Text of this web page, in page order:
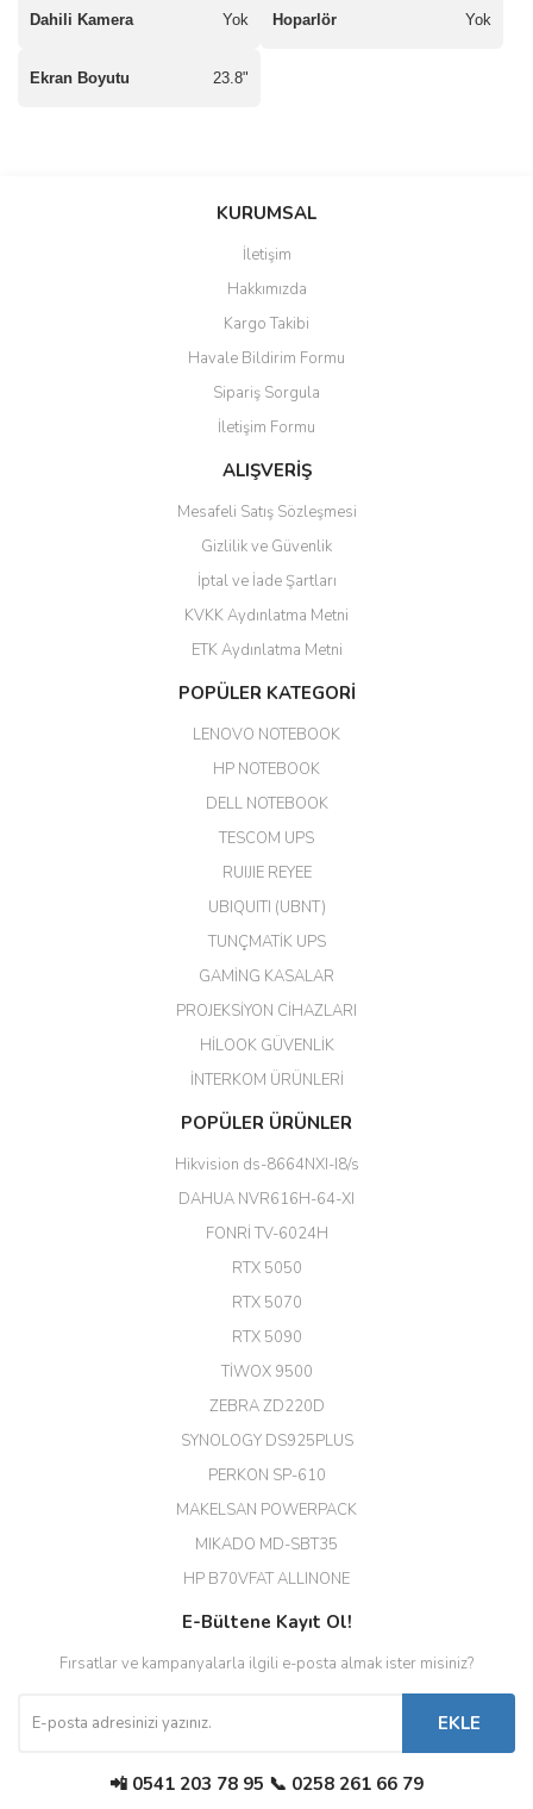
Dahili Kamera Yok Hoparlör Yok
Ekran Boyutu 23.8"
Bu ürüne ilk yorumu siz yapın!
güzel paketlenmiş ama yanında
ile 24 izlenmektedir diye küçük
bir tabela olsa daha hoş
hızlı güvenli bir alışveriş oldu
Yalçın Kaya | 20/06/2026
ahmet yiğit | 29/04/2026
Aldığım ürün kapalı kutu teslim
edildi. Teşekkür ederim.
GÜRKAN KETHÜDAOĞLU |
Her şey için teşekkür ederim çok
Erdal Cingöz | 07/02/2026
Başarılı. Bu vasıfta bir ürünü bu
kadar uygun fiyata bulabilmek
büyük şans. Güvenliticaret
(HIKVISION DS-3E0326P-E/M(B)
EROL ÇAKMAK | 26/12/2025
Diğer yorumları göster
KURUMSAL
İletişim
Hakkımızda
Kargo Takibi
Havale Bildirim Formu
Sipariş Sorgula
İletişim Formu
ALIŞVERİŞ
Mesafeli Satış Sözleşmesi
Gizlilik ve Güvenlik
İptal ve İade Şartları
KVKK Aydınlatma Metni
ETK Aydınlatma Metni
POPÜLER KATEGORİ
LENOVO NOTEBOOK
HP NOTEBOOK
DELL NOTEBOOK
TESCOM UPS
RUIJIE REYEE
UBIQUITI (UBNT)
TUNÇMATİK UPS
GAMİNG KASALAR
PROJEKSİYON CİHAZLARI
HİLOOK GÜVENLİK
İNTERKOM ÜRÜNLERİ
POPÜLER ÜRÜNLER
Hikvision ds-8664NXI-I8/s
DAHUA NVR616H-64-XI
FONRİ TV-6024H
RTX 5050
RTX 5070
RTX 5090
TİWOX 9500
ZEBRA ZD220D
SYNOLOGY DS925PLUS
PERKON SP-610
MAKELSAN POWERPACK
MIKADO MD-SBT35
HP B70VFAT ALLINONE
E-Bültene Kayıt Ol!
Fırsatlar ve kampanyalarla ilgili e-posta almak ister misiniz?
EKLE
📲 0541 203 78 95 📞 0258 261 66 79